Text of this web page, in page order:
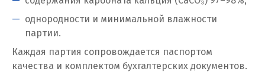
Щ
Щёлково
Э
однородности и минимальной влажности
партии.
Каждая партия сопровождается паспортом
качества и комплектом бухгалтерских документов.